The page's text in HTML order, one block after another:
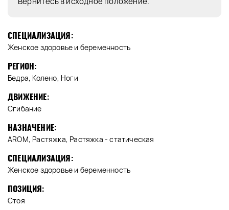
СПЕЦИАЛИЗАЦИЯ:
Женское здоровье и беременность
РЕГИОН:
Бедра, Колено, Ноги
ДВИЖЕНИЕ:
Сгибание
НАЗНАЧЕНИЕ:
AROM, Растяжка, Растяжка - статическая
СПЕЦИАЛИЗАЦИЯ:
Женское здоровье и беременность
ПОЗИЦИЯ:
Стоя